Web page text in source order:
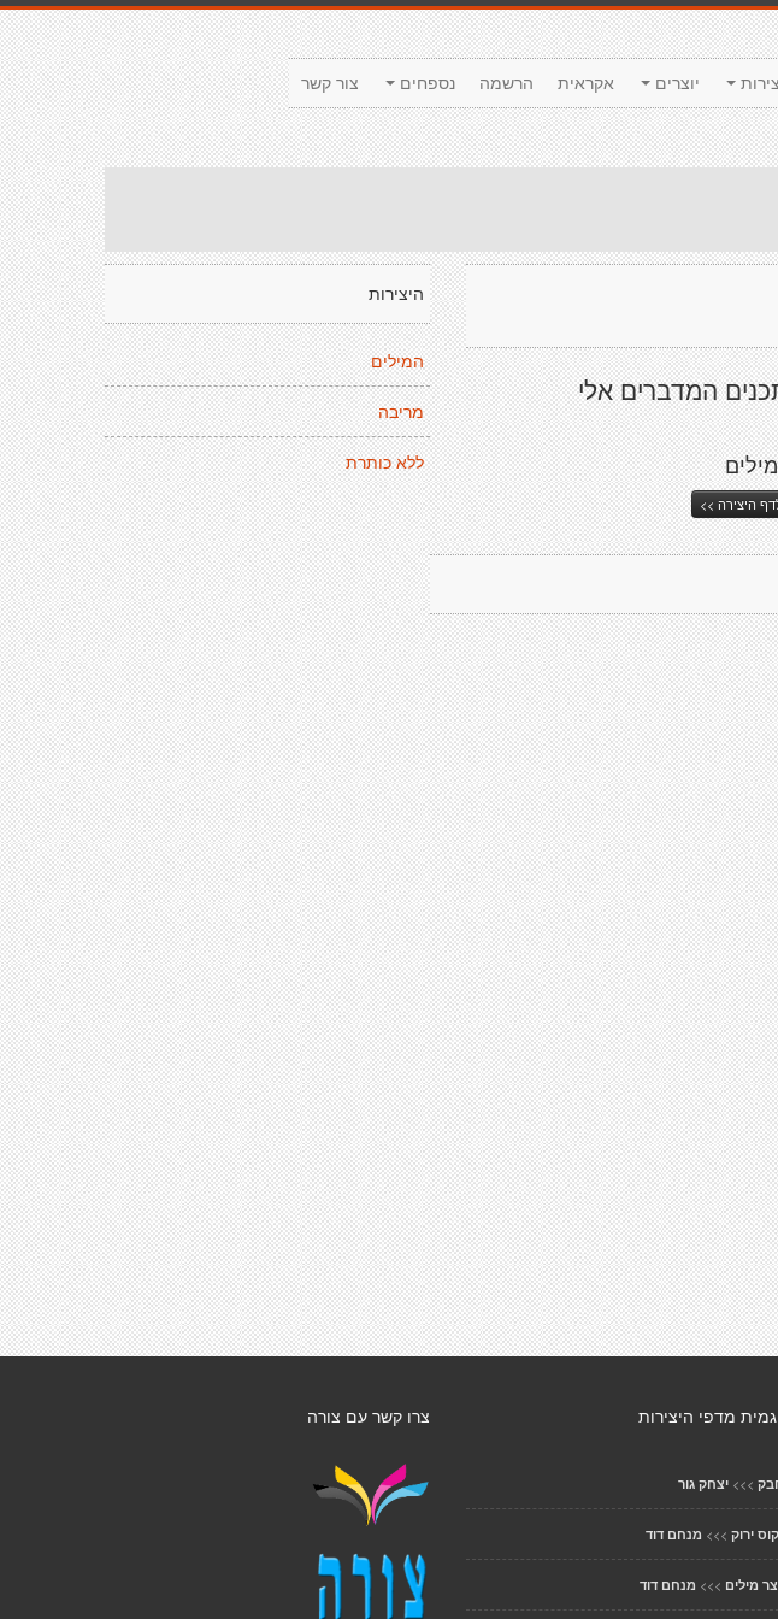
צור קשר נספחים הרשמה אקראית יוצרים
היצירות
המילים
מריבה
ללא כותרת
המדברים אלי
היצירה >>
צרו קשר עם צורה מדפי היצירות
>>> יצחק גור
ירוק >>> מנחם דוד
מילים >>> מנחם דוד